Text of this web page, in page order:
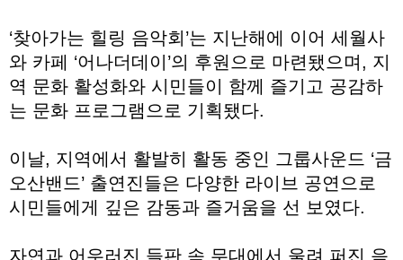
‘찾아가는 힐링 음악회’는 지난해에 이어 세월사
와 카페 ‘어나더데이’의 후원으로 마련됐으며, 지
역 문화 활성화와 시민들이 함께 즐기고 공감하
는 문화 프로그램으로 기획됐다.
이날, 지역에서 활발히 활동 중인 그룹사운드 ‘금
오산밴드’ 출연진들은 다양한 라이브 공연으로
시민들에게 깊은 감동과 즐거움을 선 보였다.
자연과 어우러진 들판 속 무대에서 울려 퍼진 음